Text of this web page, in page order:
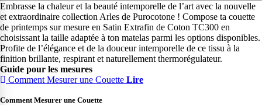
Embrasse la chaleur et la beauté intemporelle de l’art avec la nouvelle
et extraordinaire collection Arles de Purocotone ! Compose ta couette
de printemps sur mesure en Satin Extrafin de Coton TC300 en
choisissant la taille adaptée à ton matelas parmi les options disponibles.
Profite de l’élégance et de la douceur intemporelle de ce tissu à la
finition brillante, respirant et naturellement thermorégulateur.
Guide pour les mesures
Comment Mesurer une Couette Lire
Comment Mesurer une Couette